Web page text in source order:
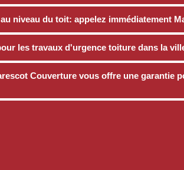
niveau du toit: appelez immédiatement
les travaux d'urgence toiture dans la
Couverture vous offre une garantie